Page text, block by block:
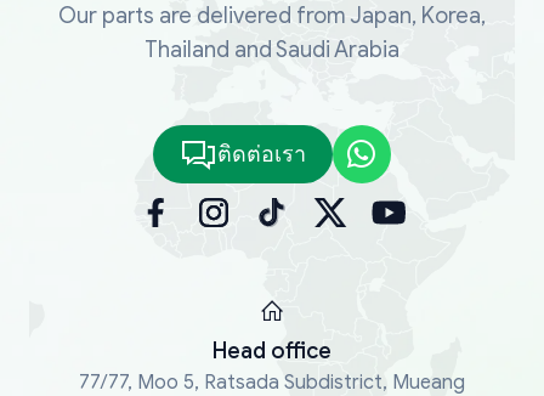
Our parts are delivered from Japan, Korea,
Thailand and Saudi Arabia
ติดต่อเรา
Head office
77/77, Moo 5, Ratsada Subdistrict, Mueang